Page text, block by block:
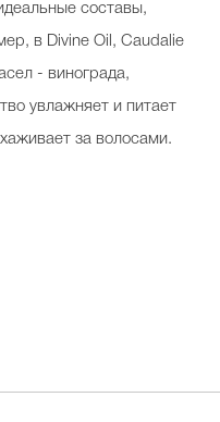
составы,
в Divine Oil, Caudalie
- винограда,
увлажняет и питает
за волосами.